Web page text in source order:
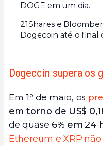
DOGE em um dia.
21Shares e
Dogecoin até o final
Dogecoin supera os
Em 1º de maio, os
em torno de US$
de quase 6% em 24
Ethereum e XRP